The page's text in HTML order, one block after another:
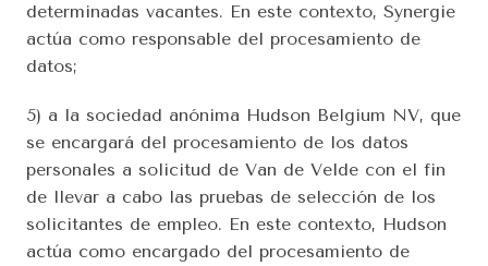
determinadas vacantes. En este contexto, Synergie
actúa como responsable del procesamiento de
datos;
5) a la sociedad anónima Hudson Belgium NV, que
se encargará del procesamiento de los datos
personales a solicitud de Van de Velde con el fin
de llevar a cabo las pruebas de selección de los
solicitantes de empleo. En este contexto, Hudson
actúa como encargado del procesamiento de